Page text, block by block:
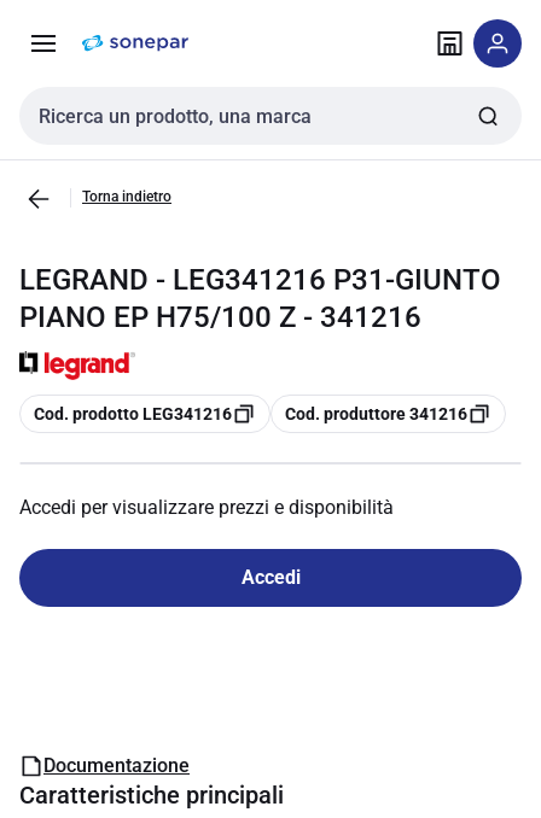
navigazione alla
Cerca input
Torna indietro
LEGRAND - LEG341216 P31-GIUNTO
PIANO EP H75/100 Z - 341216
copia
Cod. prodotto LEG341216 copia
Cod. produttore 341216
Accedi per visualizzare prezzi e disponibilità
Accedi
Documentazione
Caratteristiche principali